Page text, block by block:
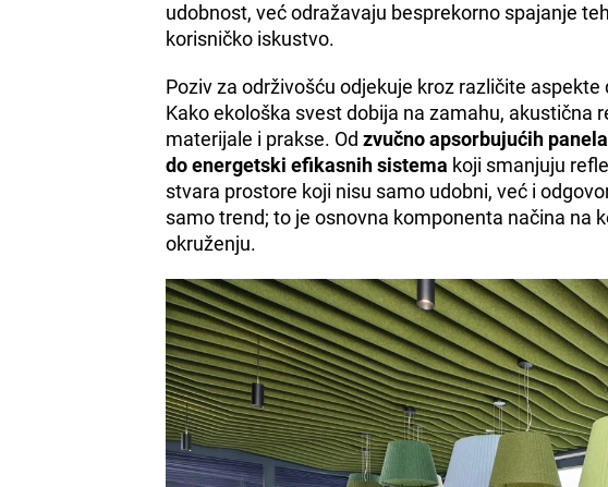
udobnost, već odražavaju besprekorno spajanje
korisničko iskustvo.
Poziv za održivošću odjekuje kroz različite
Kako ekološka svest dobija na zamahu, akustična
materijale i prakse. Od zvučno apsorbujućih
do energetski efikasnih sistema koji smanjuju
stvara prostore koji nisu samo udobni, već i
samo trend; to je osnovna komponenta načina na
okruženju.